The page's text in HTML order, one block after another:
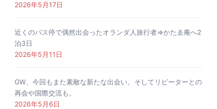
2026年5月17日
近くのバス停で偶然出会ったオランダ人旅行者⇒かたゑ庵へ2
泊3日
2026年5月11日
GW、今回もまた素敵な新たな出会い。そしてリピーターとの
再会や国際交流も。
2026年5月6日